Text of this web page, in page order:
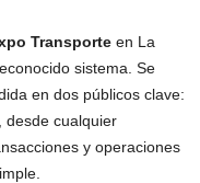
Transporte en La
sistema. Se
en dos públicos clave:
desde cualquier
y operaciones